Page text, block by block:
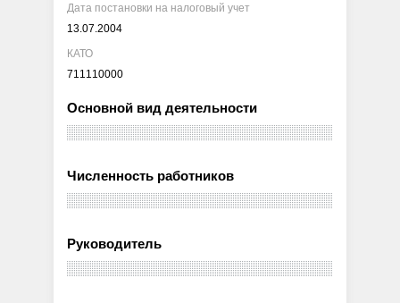
Дата постановки на налоговый учет
13.07.2004
КАТО
711110000
Основной вид деятельности
Численность работников
Руководитель